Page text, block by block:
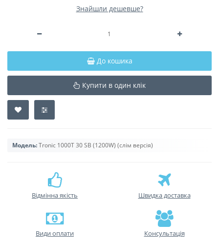
Знайшли дешевше?
До кошика
Купити в один клік
Модель:Tronic 1000T 30 SB (1200W) (слім версія)
Відмінна якість Швидка доставка
Види оплати Консультація